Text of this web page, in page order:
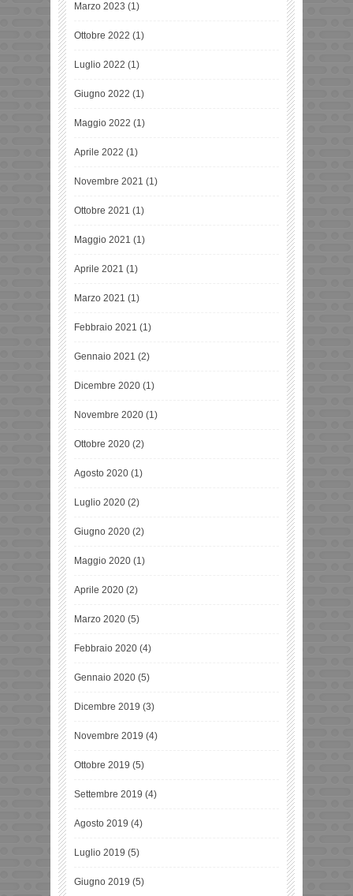
Marzo 2023 (1)
Ottobre 2022 (1)
Luglio 2022 (1)
Giugno 2022 (1)
Maggio 2022 (1)
Aprile 2022 (1)
Novembre 2021 (1)
Ottobre 2021 (1)
Maggio 2021 (1)
Aprile 2021 (1)
Marzo 2021 (1)
Febbraio 2021 (1)
Gennaio 2021 (2)
Dicembre 2020 (1)
Novembre 2020 (1)
Ottobre 2020 (2)
Agosto 2020 (1)
Luglio 2020 (2)
Giugno 2020 (2)
Maggio 2020 (1)
Aprile 2020 (2)
Marzo 2020 (5)
Febbraio 2020 (4)
Gennaio 2020 (5)
Dicembre 2019 (3)
Novembre 2019 (4)
Ottobre 2019 (5)
Settembre 2019 (4)
Agosto 2019 (4)
Luglio 2019 (5)
Giugno 2019 (5)